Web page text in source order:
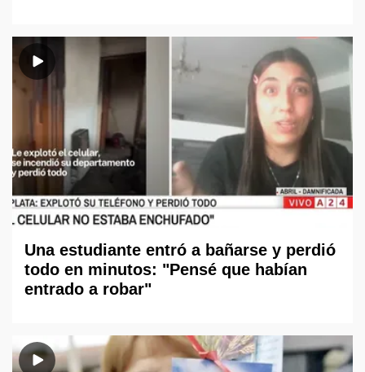
Una estudiante entró a bañarse y perdió
todo en minutos: "Pensé que habían
entrado a robar"